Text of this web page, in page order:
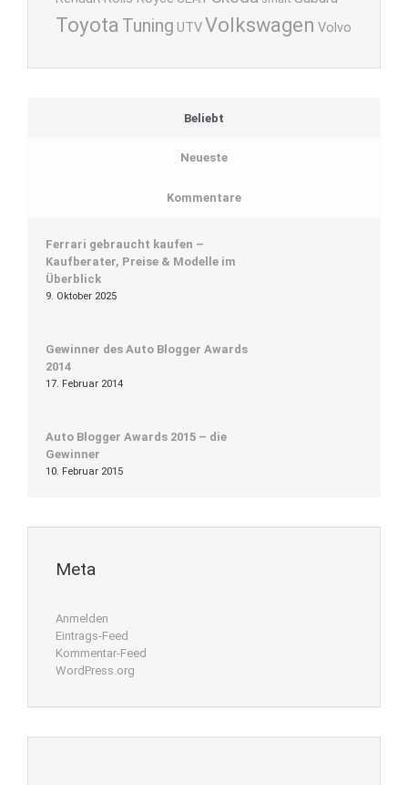
Toyota Tuning UTVVolkswagen Volvo
Beliebt
Neueste
Kommentare
Ferrari gebraucht kaufen –
Kaufberater, Preise & Modelle im
Überblick
9. Oktober 2025
Gewinner des Auto Blogger Awards
2014
17. Februar 2014
Auto Blogger Awards 2015 – die
Gewinner
10. Februar 2015
Meta
Anmelden
Eintrags-Feed
Kommentar-Feed
WordPress.org